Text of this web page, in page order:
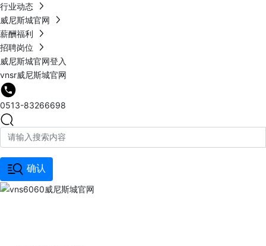
行业动态
威尼斯城官网
薪酬福利
招聘岗位
威尼斯城官网登入
vnsr威尼斯城官网
0513-83266698
确认